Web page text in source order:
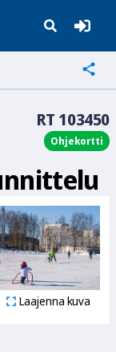
RT 103450
Ohjekortti
Laajenna kuva